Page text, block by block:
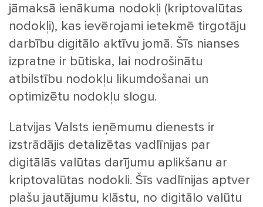
jāmaksā ienākuma nodokļi (kriptovalūtas
nodokļi), kas ievērojami ietekmē tirgotāju
darbību digitālo aktīvu jomā. Šīs nianses
izpratne ir būtiska, lai nodrošinātu
atbilstību nodokļu likumdošanai un
optimizētu nodokļu slogu.
Latvijas Valsts ieņēmumu dienests ir
izstrādājis detalizētas vadlīnijas par
digitālās valūtas darījumu aplikšanu ar
kriptovalūtas nodokli. Šīs vadlīnijas aptver
plašu jautājumu klāstu, no digitālo valūtu